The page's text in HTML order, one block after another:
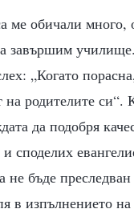
ме обичали
завършим
„Когато
родителите
да подобря
споделих
не бъде
в изпълнението